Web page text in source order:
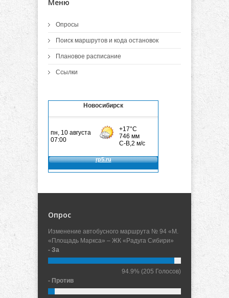
Меню
Опросы
Поиск маршрутов и кода остановок
Плановое расписание
Ссылки
Новосибирск
Опрос
Изменение автобусного маршрута № 94 «М.
«Площадь Маркса» – ЖК «Радуга Сибири»
- За
94.9% (205 Голосов)
- Против